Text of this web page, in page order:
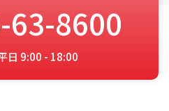
63-8600
日 9:00 - 18:00